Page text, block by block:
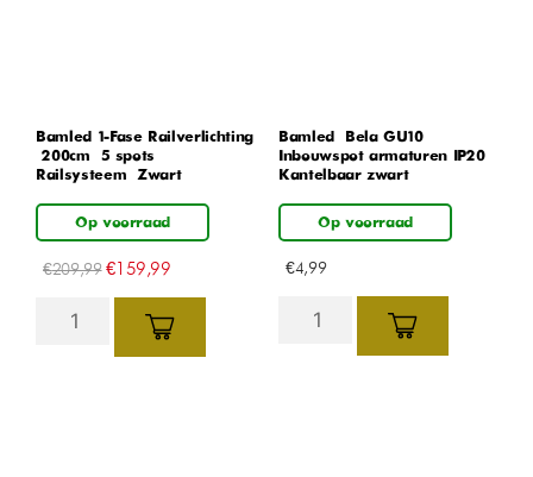
Bamled 1-Fase Railverlichting
– 200cm – 5 spots –
Railsysteem – Zwart
Op voorraad
€209,99 €159,99
Bamled – Bela GU10
Inbouwspot armaturen IP20
Kantelbaar zwart
Op voorraad
€4,99